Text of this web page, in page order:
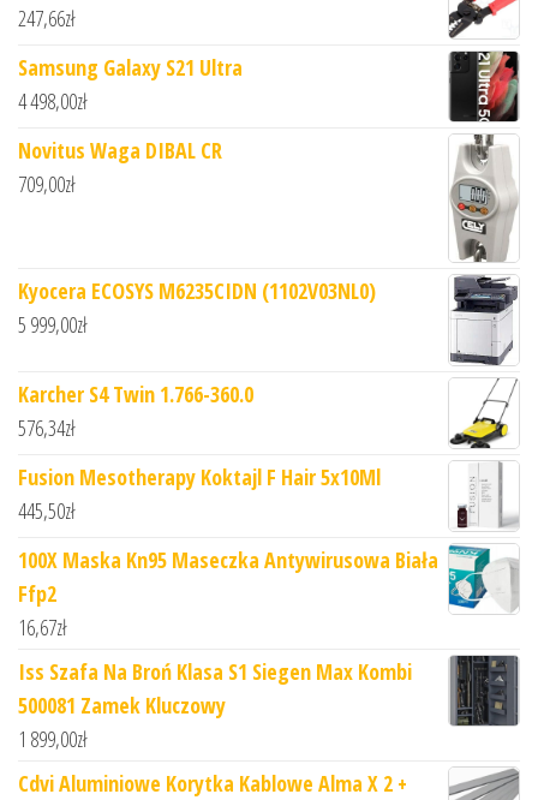
247,66zł
Samsung Galaxy S21 Ultra
4 498,00zł
Novitus Waga DIBAL CR
709,00zł
Kyocera ECOSYS M6235CIDN (1102V03NL0)
5 999,00zł
Karcher S4 Twin 1.766-360.0
576,34zł
Fusion Mesotherapy Koktajl F Hair 5x10Ml
445,50zł
100X Maska Kn95 Maseczka Antywirusowa Biała
Ffp2
16,67zł
Iss Szafa Na Broń Klasa S1 Siegen Max Kombi
500081 Zamek Kluczowy
1 899,00zł
Cdvi Aluminiowe Korytka Kablowe Alma X 2 +